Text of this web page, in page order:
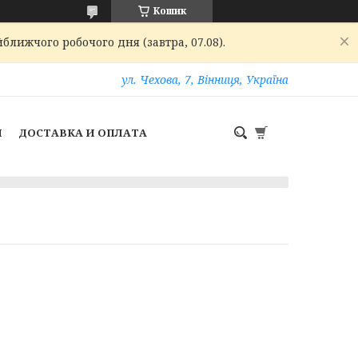
Кошик
робочого дня (завтра, 07.08).
ул. Чехова, 7, Вінниця, Україна
ДОСТАВКА И ОПЛАТА